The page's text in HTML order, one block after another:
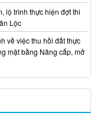
lộ trình thực hiện đợt thi
Lộc
về việc thu hồi đất thực
mặt bằng Nâng cấp, mở